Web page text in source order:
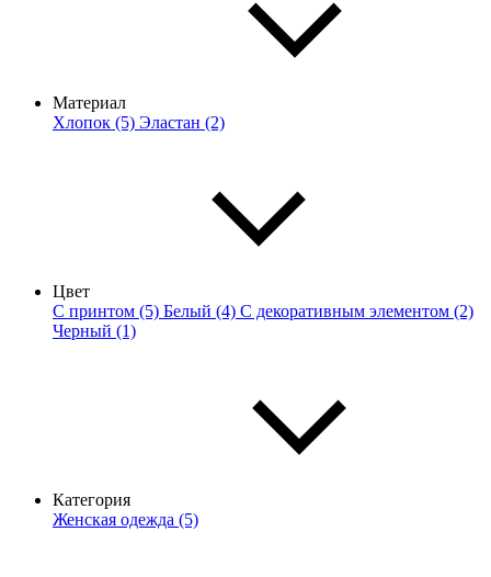
Материал
Хлопок (5) Эластан (2)
Цвет
С принтом (5) Белый (4) С декоративным элементом (2)
Черный (1)
Категория
Женская одежда (5)